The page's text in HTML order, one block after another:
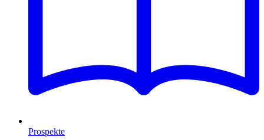
Prospekte